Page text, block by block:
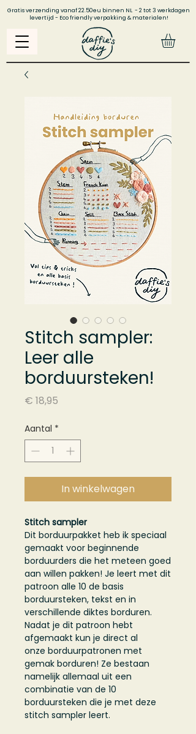
Gratis verzending vanaf 22.50eu binnen NL - 2 tot 3 werkdagen
levertijd - Eco friendly verpakking & materialen!
Stitch sampler:
Leer alle
borduursteken!
€ 18,95
Aantal *
In winkelwagen
Stitch sampler
Dit borduurpakket heb ik speciaal
gemaakt voor beginnende
borduurders die het meteen goed
aan willen pakken! Je leert met dit
patroon alle 10 de basis
borduursteken, tekst en in
verschillende diktes borduren.
Nadat je dit patroon hebt
afgemaakt kun je direct al
onze borduurpatronen met
gemak borduren! Ze bestaan
namelijk allemaal uit een
combinatie van de 10
borduursteken die je met deze
stitch sampler leert.